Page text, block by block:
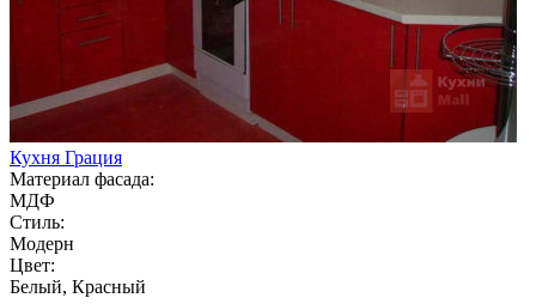
Кухня Грация
Материал фасада:
МДФ
Стиль:
Модерн
Цвет:
Белый, Красный